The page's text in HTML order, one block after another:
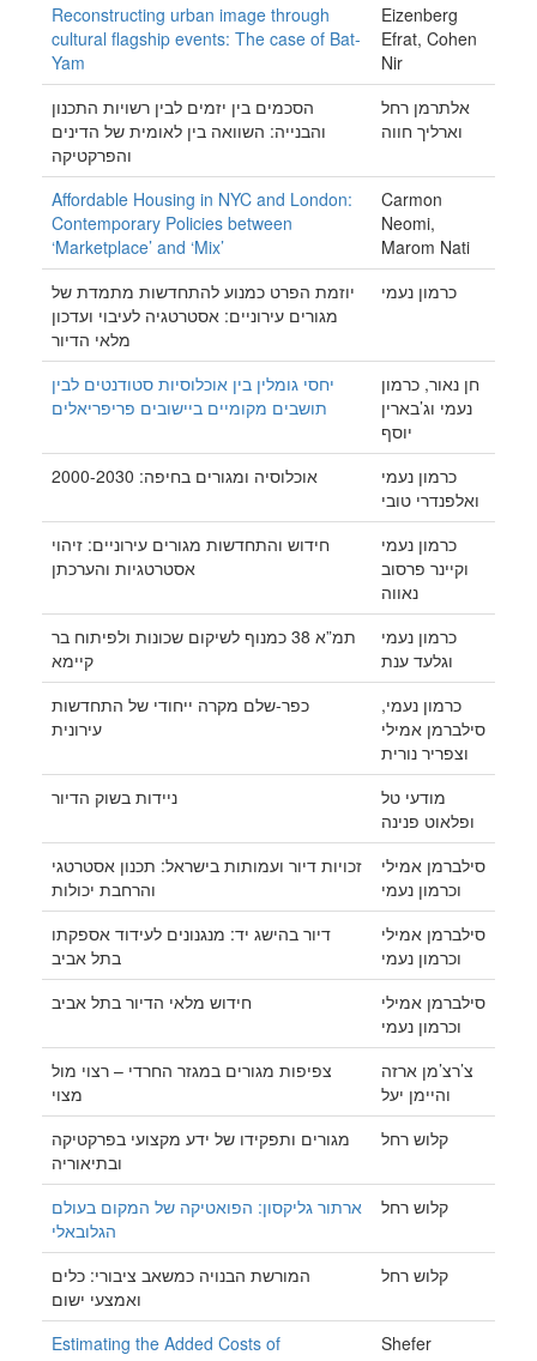
Reconstructing urban image through
cultural flagship events: The case of Bat-
Yam
Eizenberg
Efrat, Cohen
Nir
הסכמים בין יזמים לבין רשויות התכנון
והבנייה: השוואה בין לאומית של הדינים
והפרקטיקה
אלתרמן רחל
וארליך חווה
Affordable Housing in NYC and London:
Contemporary Policies between
‘Marketplace’ and ‘Mix’
Carmon
Neomi,
Marom Nati
יוזמת הפרט כמנוע להתחדשות מתמדת של
מגורים עירוניים: אסטרטגיה לעיבוי ועדכון
מלאי הדיור
כרמון נעמי
יחסי גומלין בין אוכלוסיות סטודנטים לבין
חן נאור, כרמון
נעמי וג’בארין
יוסף
אוכלוסיה ומגורים בחיפה: 2000-2030
כרמון נעמי
ואלפנדרי טובי
חידוש והתחדשות מגורים עירוניים: זיהוי
אסטרטגיות והערכתן
כרמון נעמי
וקיינר פרסוב
נאווה
תמ”א 38 כמנוף לשיקום שכונות ולפיתוח בר
קיימא
כרמון נעמי
וגלעד ענת
כפר-שלם מקרה ייחודי של התחדשות
עירונית
כרמון נעמי,
סילברמן אמילי
וצפריר נורית
ניידות בשוק הדיור
מודעי טל
ופלאוט פנינה
זכויות דיור ועמותות בישראל: תכנון אסטרטגי
והרחבת יכולות
סילברמן אמילי
וכרמון נעמי
דיור בהישג יד: מנגנונים לעידוד אספקתו
בתל אביב
סילברמן אמילי
וכרמון נעמי
חידוש מלאי הדיור בתל אביב
סילברמן אמילי
וכרמון נעמי
צפיפות מגורים במגזר החרדי – רצוי מול
מצוי
צ’רצ’מן ארזה
והיימן יעל
מגורים ותפקידו של ידע מקצועי בפרקטיקה
ובתיאוריה
קלוש רחל
ארתור גליקסון: הפואטיקה של המקום בעולם
הגלובאלי
קלוש רחל
המורשת הבנויה כמשאב ציבורי: כלים
ואמצעי ישום
קלוש רחל
Estimating the Added Costs of
Shefer